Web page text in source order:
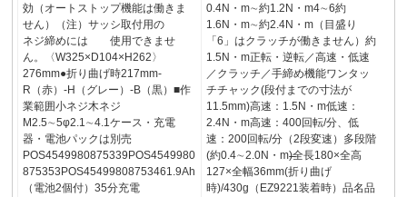
効（オートストップ機能は働きま
せん）（注）サッシ取付用の
ネジ締めには 使用できませ
ん。〈W325×D104×H262〉
276mm●折り曲げ時217mm-
R（赤）-H（グレー）-B（黒）■作
業範囲小ネジ木ネジ
M2.5∼5φ2.1∼4.1ケース・充電
器・電池パックは別売
POS4549980875339POS4549980
875353POS45499808753461.9Ah
（電池2個付）35分充電
0.4N・m∼約1.2N・m4∼6約
1.6N・m∼約2.4N・m（目盛り
「6」はクラッチが働きません）約
1.5N・m正転・逆転／高速・低速
／クラッチ／手締め機能ワンタッ
チチャック(段付までの寸法が
11.5mm)高速：1.5N・m低速：
2.4N・m高速：400回転/分、低
速：200回転/分（2段変速）多段階
(約0.4∼2.0N・m)̶̶̶全長180×全高
127×全幅36mm(折り曲げ
時)/430g（EZ9221装着時）品名品